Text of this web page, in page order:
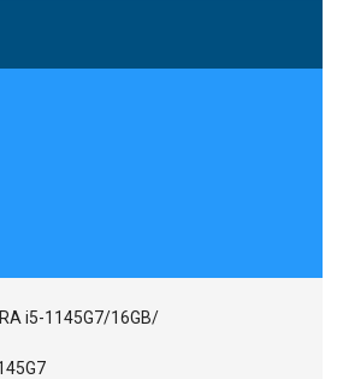
Integrirana
i5-1145G7/16GB/